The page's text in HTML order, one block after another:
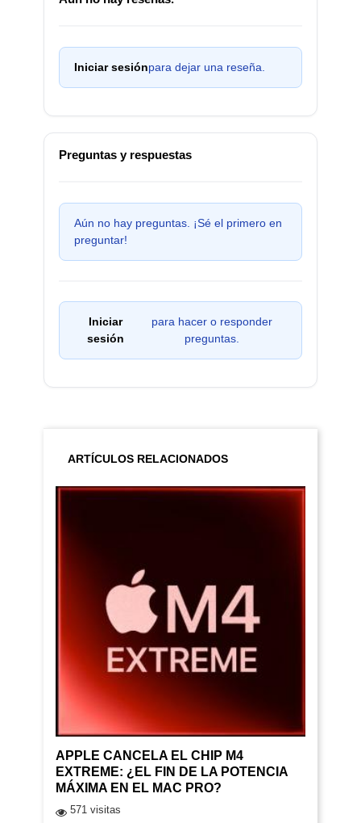
Iniciar sesiónpara dejar una reseña.
Preguntas y respuestas
Aún no hay preguntas. ¡Sé el primero en
preguntar!
Iniciar
sesión
para hacer o responder
preguntas.
ARTÍCULOS RELACIONADOS
APPLE CANCELA EL CHIP M4
EXTREME: ¿EL FIN DE LA POTENCIA
MÁXIMA EN EL MAC PRO?
571 visitas